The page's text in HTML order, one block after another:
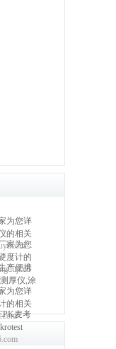
为您详
的相关
仪原理,
事项,维
的了解
0317-
家为您
度计的
式硬度
使用注意
您更好
式硬度
产便携
厚仪,涂
度计,超
价格,粗
仪,附着
三年
为您详
的相关
计原理,
事项,维
的了解
麦考
测厚